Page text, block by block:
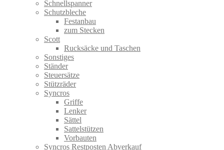
Schnellspanner
Schutzbleche
Festanbau
zum Stecken
Scott
Rucksäcke und Taschen
Sonstiges
Ständer
Steuersätze
Stützräder
Syncros
Griffe
Lenker
Sättel
Sattelstützen
Vorbauten
Syncros Restposten Abverkauf